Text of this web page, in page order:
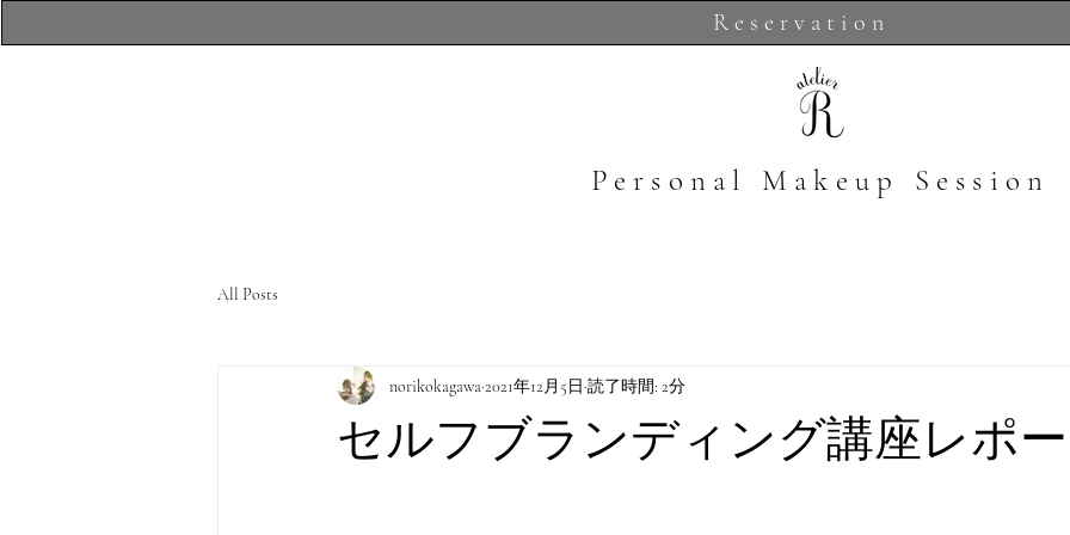
Reservation
​Personal Makeup Session
All Posts
セルフブランディング講座レポ
norikokagawa2021年12月5日 読了時間: 2分